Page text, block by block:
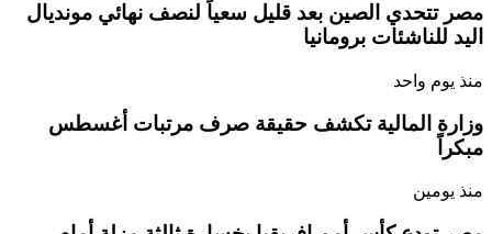
مصر تتحدي الصين بعد قليل سعياً لنصف نهائي مونديال
اليد للناشئات برومانيا
منذ يوم واحد
وزارة المالية تكشف حقيقة صرف مرتبات أغسطس
مبكراً
منذ يومين